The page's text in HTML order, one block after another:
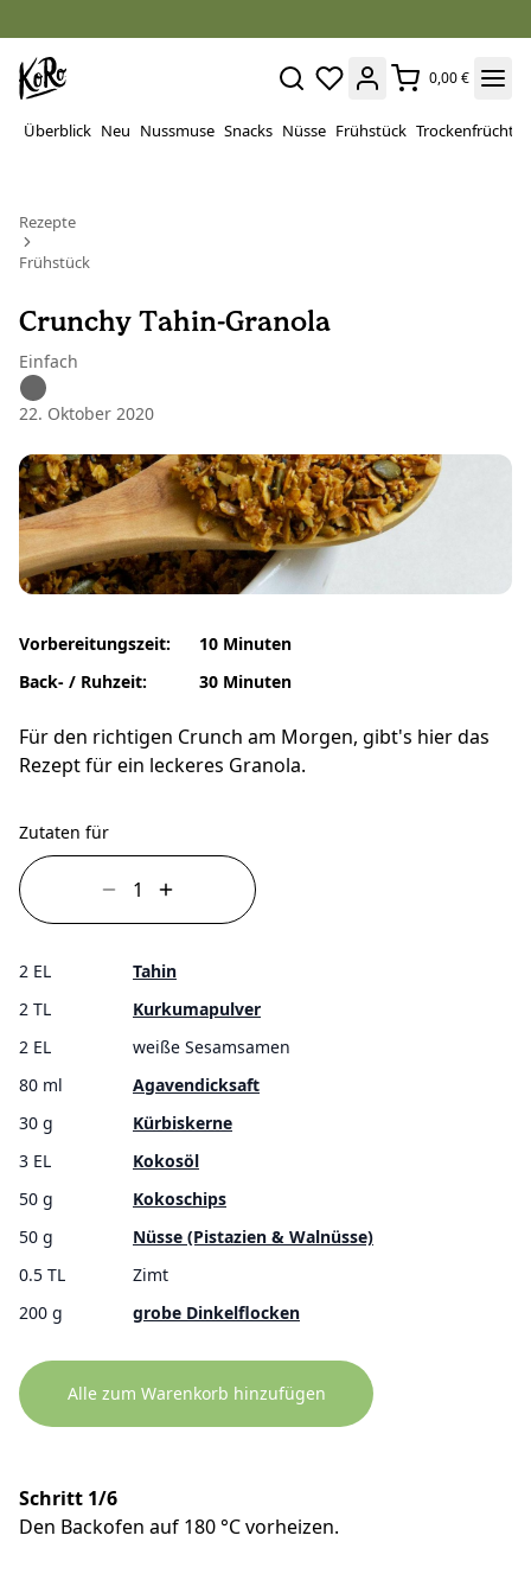
0,00 €
Überblick Neu Nussmuse Snacks Nüsse Frühstück Trockenfrüchte
Rezepte
Frühstück
Crunchy Tahin-Granola
Einfach
22. Oktober 2020
Vorbereitungszeit:
Back- / Ruhzeit:
10 Minuten
30 Minuten
Für den richtigen Crunch am Morgen, gibt's hier das
Rezept für ein leckeres Granola.
Zutaten für
2 EL
Tahin
2 TL
Kurkumapulver
2 EL
weiße Sesamsamen
80 ml
Agavendicksaft
30 g
Kürbiskerne
3 EL
Kokosöl
50 g
Kokoschips
50 g
Nüsse (Pistazien & Walnüsse)
0.5 TL
Zimt
200 g
grobe Dinkelflocken
Alle zum Warenkorb hinzufügen
Schritt 1/6
Den Backofen auf 180 °C vorheizen.